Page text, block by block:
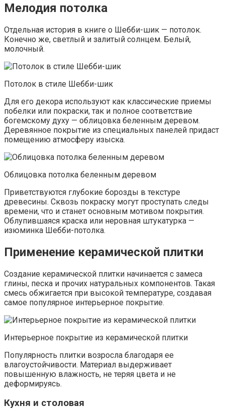
Мелодия потолка
Отдельная история в книге о Шебби-шик — потолок.
Конечно же, светлый и залитый солнцем. Белый,
молочный.
Потолок в стиле Шебби-шик
Для его декора используют как классические приемы
побелки или покраски, так и полное соответствие
богемскому духу — облицовка беленным деревом.
Деревянное покрытие из специальных панелей придаст
помещению атмосферу изыска.
Облицовка потолка беленным деревом
Приветствуются глубокие борозды в текстуре
древесины. Сквозь покраску могут проступать следы
времени, что и станет основным мотивом покрытия.
Облупившаяся краска или неровная штукатурка —
изюминка Шебби-потолка.
Применение керамической плитки
Создание керамической плитки начинается с замеса
глины, песка и прочих натуральных компонентов. Такая
смесь обжигается при высокой температуре, создавая
самое популярное интерьерное покрытие.
Интерьерное покрытие из керамической плитки
Популярность плитки возросла благодаря ее
влагоустойчивости. Материал выдерживает
повышенную влажность, не теряя цвета и не
деформируясь.
Кухня и столовая